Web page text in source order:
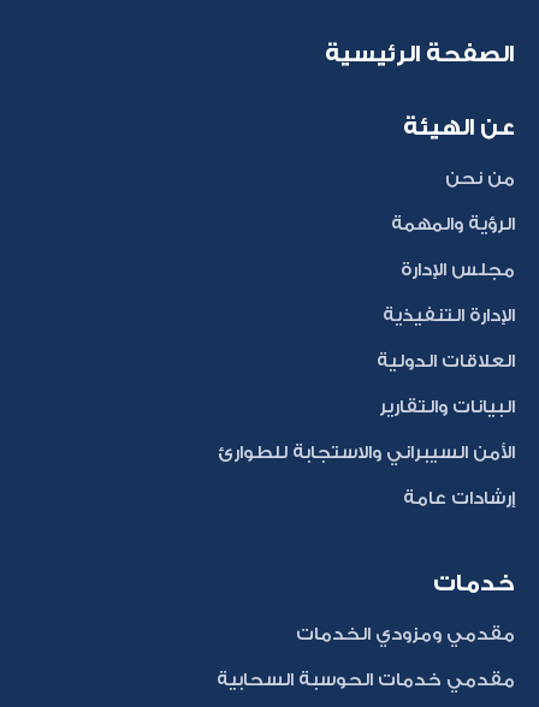
الصفحة الرئيسية
عن الهيئة
من نحن
الرؤية والمهمة
مجلس الإدارة
الإدارة التنفيذية
العلاقات الدولية
البيانات والتقارير
الأمن السيبراني والاستجابة للطوارئ
إرشادات عامة
خدمات
مقدمي ومزودي الخدمات
مقدمي خدمات الحوسبة السحابية